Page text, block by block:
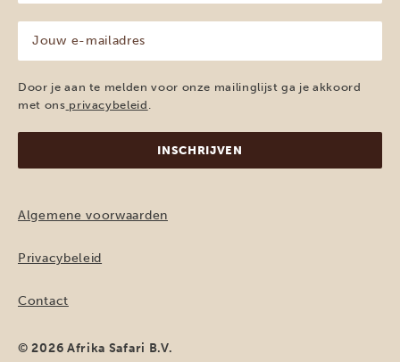
(Vereist)
mailadres
(Vereist)
Door je aan te melden voor onze mailinglijst ga je akkoord
met ons privacybeleid .
Algemene voorwaarden
Privacybeleid
Contact
© 2026 Afrika Safari B.V.